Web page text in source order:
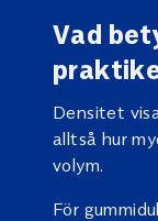
Vad
Densitet
alltså hur
volym.
För